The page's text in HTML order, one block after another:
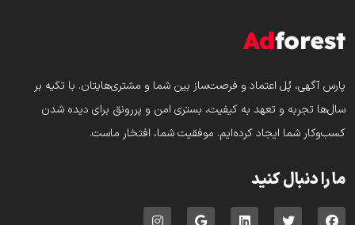
پارس‌ آگهی، پُل اعتماد و فرصت‌ساز بین شما و مشتری‌هایتان. با تکیه بر
سال‌ها تجربه و تعهد به کیفیت، بستری امن و پررونق برای دیده شدن
کسب‌وکار شما ایجاد کرده‌ایم. موفقیت شما، افتخار ماست.
ما را دنبال کنید